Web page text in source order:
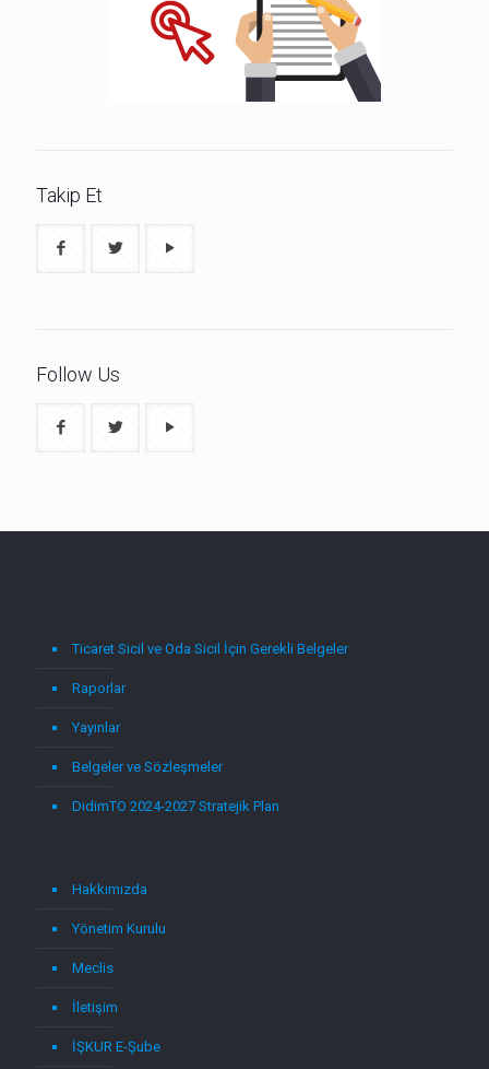
Takip Et
Follow Us
Ticaret Sicil ve Oda Sicil İçin Gerekli Belgeler
Raporlar
Yayınlar
Belgeler ve Sözleşmeler
DidimTO 2024-2027 Stratejik Plan
Hakkımızda
Yönetim Kurulu
Meclis
İletişim
İŞKUR E-Şube